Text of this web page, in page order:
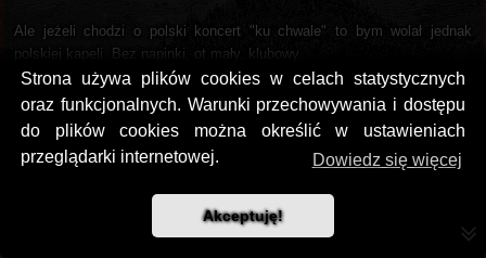
Strona używa plików cookies w celach statystycznych
oraz funkcjonalnych. Warunki przechowywania i dostępu
do plików cookies można określić w ustawieniach
przeglądarki internetowej.
Dowiedz się więcej
Akceptuję!
Ale jeżeli chodzi o polski koncert "ku chwale" to bym wolał jednak
polskiej kapeli. Bez napinki, ot mały, klubowy.
yog rok temu
Ten +/- powyższy tribute będzie też grany na Brutal Assaulcie. A
tymczasem...